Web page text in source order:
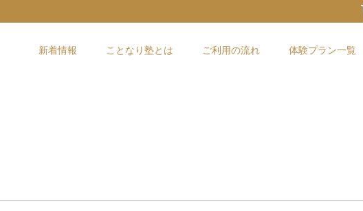
新着情報 ことなり塾とは ご利用の流れ 体験プラン一覧